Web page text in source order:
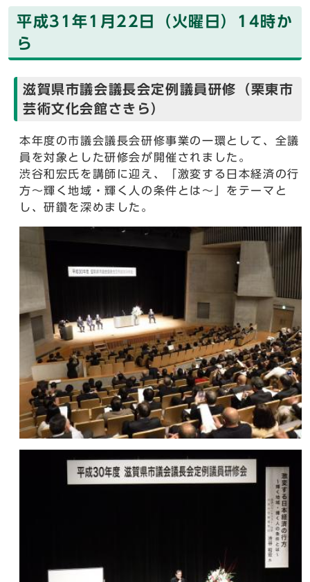
平成31年1月22日（火曜日）14時か
ら
滋賀県市議会議長会定例議員研修（栗東市
芸術文化会館さきら）
本年度の市議会議長会研修事業の一環として、全議
員を対象とした研修会が開催されました。
渋谷和宏氏を講師に迎え、「激変する日本経済の行
方～輝く地域・輝く人の条件とは～」をテーマと
し、研鑽を深めました。